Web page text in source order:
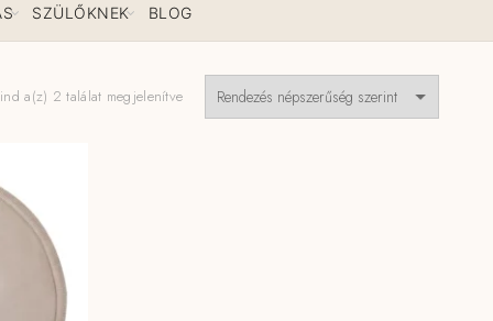
SZÜLŐKNEK BLOG
a(z) 2 találat megjelenítveSorted